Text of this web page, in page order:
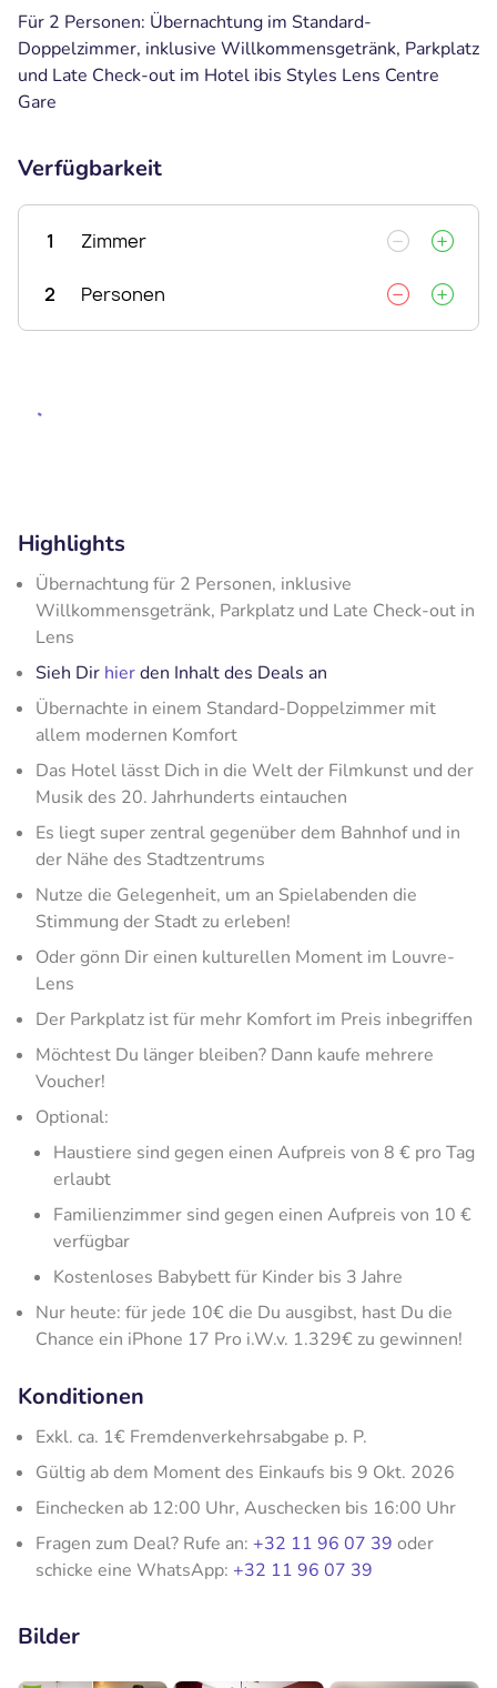
Für 2 Personen: Übernachtung im Standard-
Doppelzimmer, inklusive Willkommensgetränk, Parkplatz
und Late Check-out im Hotel ibis Styles Lens Centre
Gare
Verfügbarkeit
1 Zimmer
2 Personen
Highlights
Übernachtung für 2 Personen, inklusive
Willkommensgetränk, Parkplatz und Late Check-out in
Lens
Sieh Dir hierden Inhalt des Deals an
Übernachte in einem Standard-Doppelzimmer mit
allem modernen Komfort
Das Hotel lässt Dich in die Welt der Filmkunst und der
Musik des 20. Jahrhunderts eintauchen
Es liegt super zentral gegenüber dem Bahnhof und in
der Nähe des Stadtzentrums
Nutze die Gelegenheit, um an Spielabenden die
Stimmung der Stadt zu erleben!
Oder gönn Dir einen kulturellen Moment im Louvre-
Lens
Der Parkplatz ist für mehr Komfort im Preis inbegriffen
Möchtest Du länger bleiben? Dann kaufe mehrere
Voucher!
Optional:
Haustiere sind gegen einen Aufpreis von 8 € pro Tag
erlaubt
Familienzimmer sind gegen einen Aufpreis von 10 €
verfügbar
Kostenloses Babybett für Kinder bis 3 Jahre
Nur heute: für jede 10€ die Du ausgibst, hast Du die
Chance ein iPhone 17 Pro i.W.v. 1.329€ zu gewinnen!
Konditionen
Exkl. ca. 1€ Fremdenverkehrsabgabe p. P.
Gültig ab dem Moment des Einkaufs bis 9 Okt. 2026
Einchecken ab 12:00 Uhr, Auschecken bis 16:00 Uhr
Fragen zum Deal? Rufe an: +32 11 96 07 39 oder
schicke eine WhatsApp: +32 11 96 07 39
Bilder